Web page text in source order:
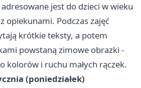
jest do dzieci w wieku
opiekunami. Podczas zajęć
krótkie teksty, a potem
powstaną zimowe obrazki -
kolorów i ruchu małych rączek.
(poniedziałek)